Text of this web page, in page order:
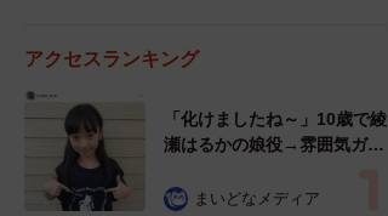
アクセスランキング
「化けましたね～」10歳で綾
瀬はるかの娘役→雰囲気ガラ
雰囲気が」「宝塚に入れそ
まいどなメディア